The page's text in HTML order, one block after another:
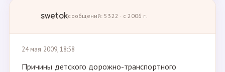
swetokсообщений: 5322 · с 2006 г.
24 мая 2009, 18:58
Причины детского дорожно-транспортного